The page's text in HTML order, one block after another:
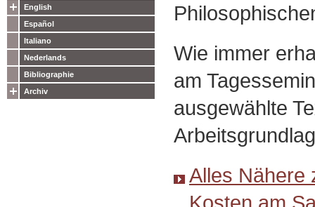
English
Español
Italiano
Nederlands
Bibliographie
Archiv
Wie immer
am
ausgewählte
Alles Nähere
Kosten am